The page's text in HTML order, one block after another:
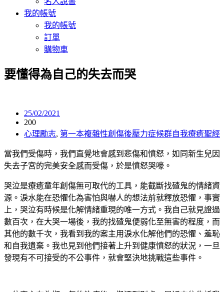
我的帳號
我的帳號
訂單
購物車
要懂得為自己的失去而哭
25/02/2021
200
心理勵志, 第一本複雜性創傷後壓力症候群自我療癒聖經
當我們受傷時，我們直覺地會感到悲傷和憤怒，如同新生兒因
失去子宮的完美安全感而受傷，於是憤怒哭嚎。
哭泣是療癒童年創傷無可取代的工具，能截斷找碴鬼的情緒資
源。淚水能在恐懼化為害怕與嚇人的想法前就釋放恐懼，事實
上，哭泣有時候是化解情緒重現的唯一方式。我自己就見證過
數百次，在大哭一場後，我的找碴鬼便弱化至無害的程度，而
其他的數千次，我看到我的案主用淚水化解他們的恐懼、羞恥
和自我遺棄。我也見到他們接著上升到健康憤怒的狀況，一旦
發現有不可接受的不公事件，就會堅決地挑戰這些事件。